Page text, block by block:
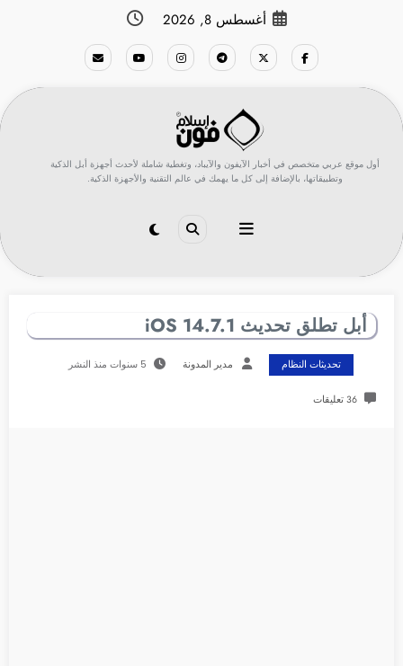
أغسطس 8, 2026
أول موقع عربي متخصص في أخبار الآيفون والآيباد، وتغطية شاملة لأحدث أجهزة أبل الذكية
وتطبيقاتها، بالإضافة إلى كل ما يهمك في عالم التقنية والأجهزة الذكية.
أبل تطلق تحديث 14.7.1 iOS
تحديثات النظام مدير المدونة 5 سنوات منذ النشر
36 تعليقات